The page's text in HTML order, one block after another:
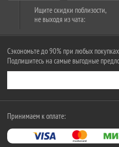
Ищите скидки поблизости,
не выходя из чата:
Сэкономьте до 90% при любых покупках
Подпишитесь на самые выгодные
Принимаем к оплате: